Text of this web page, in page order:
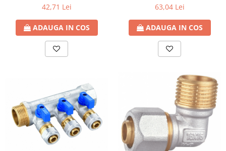
42,71 Lei
ADAUGA IN COS
63,04 Lei
ADAUGA IN COS